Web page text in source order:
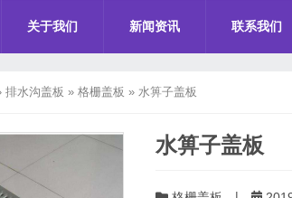
关于我们 新闻资讯 联系我们
排水沟盖板 » 格栅盖板 » 水箅子盖板
水箅子盖板